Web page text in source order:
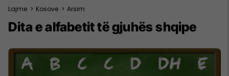
Lajme > Kosove > Arsim
Dita e alfabetit të gjuhës shqipe